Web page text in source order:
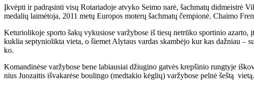
Įkvėp­ti ir pa­drą­sin­ti vi­sų Ro­ta­ria­do­je at­vy­ko Sei­mo na­rė, šach­ma­tų did­meist­rė
me­da­lių lai­mė­to­ja, 2011 me­tų Eu­ro­pos mo­te­rų šach­ma­tų čem­pio­nė. Chai­mo
Ke­tu­rio­li­ko­je spor­to ša­kų vy­ku­sio­se var­žy­bo­se iš tie­sų ne­trū­ko spor­ti­nio
kuk­lia sep­ty­nio­lik­ta vie­ta, o šie­met Aly­taus var­das skam­bė­jo kur kas daž­niau –
ko.
Ko­man­di­nė­se var­žy­bo­se be­ne la­biau­siai džiu­gi­no gat­vės krep­ši­nio rung­ty­je
nius Juo­zai­tis iš­va­ka­rė­se bou­lin­go (med­ta­kio kėg­lių) var­žy­bo­se pel­nė šeš­tą vie­tą.